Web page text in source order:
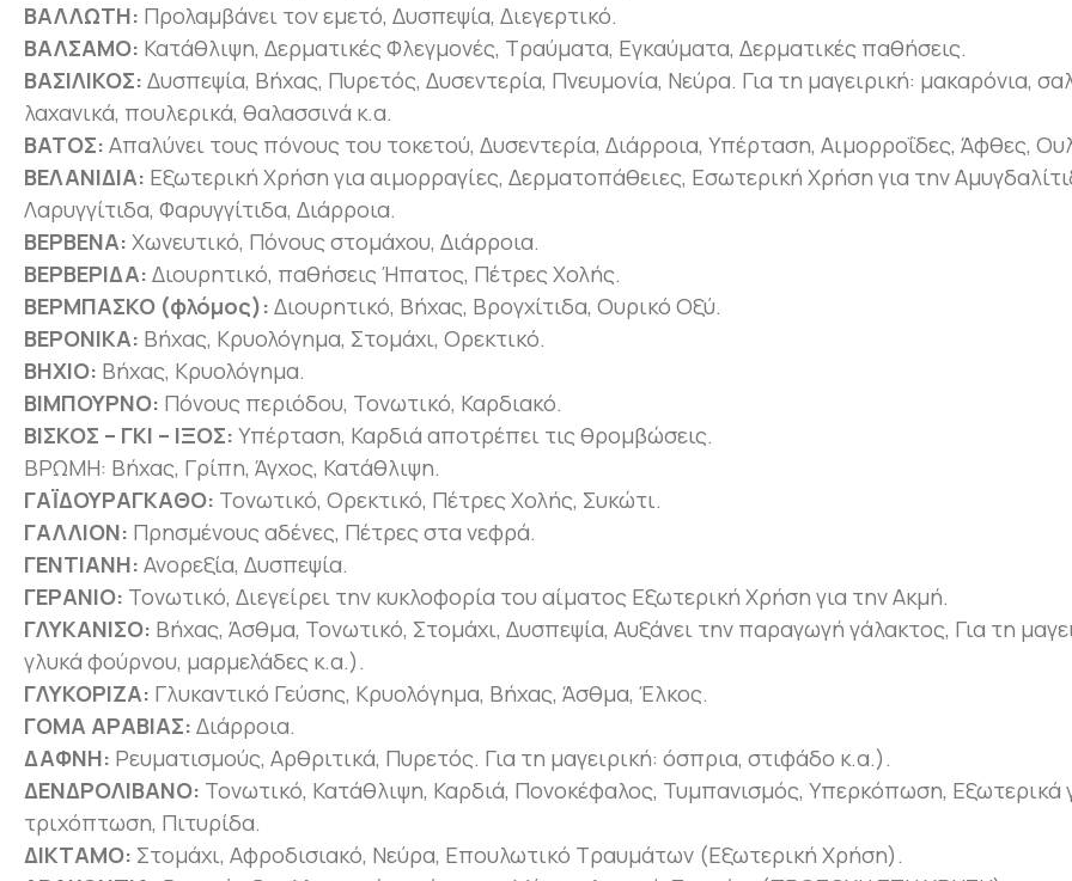
ΒΑΛΛΩΤΗ: Προλαμβάνει τον εμετό, Δυσπεψία, Διεγερτικό.
ΒΑΛΣΑΜΟ: Κατάθλιψη, Δερματικές Φλεγμονές, Τραύματα, Εγκαύματα, Δερματικές παθήσεις.
ΒΑΣΙΛΙΚΟΣ: Δυσπεψία, Βήχας, Πυρετός, Δυσεντερία, Πνευμονία, Νεύρα. Για τη μαγειρική: μακαρόνια,
λαχανικά, πουλερικά, θαλασσινά κ.α.
ΒΑΤΟΣ: Απαλύνει τους πόνους του τοκετού, Δυσεντερία, Διάρροια, Υπέρταση, Αιμορροΐδες, Άφθες,
ΒΕΛΑΝΙΔΙΑ: Εξωτερική Χρήση για αιμορραγίες, Δερματοπάθειες, Εσωτερική Χρήση για την
Λαρυγγίτιδα, Φαρυγγίτιδα, Διάρροια.
ΒΕΡΒΕΝΑ: Χωνευτικό, Πόνους στομάχου, Διάρροια.
ΒΕΡΒΕΡΙΔΑ: Διουρητικό, παθήσεις Ήπατος, Πέτρες Χολής.
ΒΕΡΜΠΑΣΚΟ (φλόμος): Διουρητικό, Βήχας, Βρογχίτιδα, Ουρικό Οξύ.
ΒΕΡΟΝΙΚΑ: Βήχας, Κρυολόγημα, Στομάχι, Ορεκτικό.
ΒΗΧΙΟ: Βήχας, Κρυολόγημα.
ΒΙΜΠΟΥΡΝΟ: Πόνους περιόδου, Τονωτικό, Καρδιακό.
ΒΙΣΚΟΣ – ΓΚΙ – ΙΞΟΣ: Υπέρταση, Καρδιά αποτρέπει τις θρομβώσεις.
ΒΡΩΜΗ: Βήχας, Γρίπη, Άγχος, Κατάθλιψη.
ΓΑΪΔΟΥΡΑΓΚΑΘΟ: Τονωτικό, Ορεκτικό, Πέτρες Χολής, Συκώτι.
ΓΑΛΛΙΟΝ: Πρησμένους αδένες, Πέτρες στα νεφρά.
ΓΕΝΤΙΑΝΗ: Ανορεξία, Δυσπεψία.
ΓΕΡΑΝΙΟ: Τονωτικό, Διεγείρει την κυκλοφορία του αίματος Εξωτερική Χρήση για την Ακμή.
ΓΛΥΚΑΝΙΣΟ: Βήχας, Άσθμα, Τονωτικό, Στομάχι, Δυσπεψία, Αυξάνει την παραγωγή γάλακτος, Για τη
γλυκά φούρνου, μαρμελάδες κ.α.).
ΓΛΥΚΟΡΙΖΑ: Γλυκαντικό Γεύσης, Κρυολόγημα, Βήχας, Άσθμα, Έλκος.
ΓΟΜΑ ΑΡΑΒΙΑΣ: Διάρροια.
ΔΑΦΝΗ: Ρευματισμούς, Αρθριτικά, Πυρετός. Για τη μαγειρική: όσπρια, στιφάδο κ.α.).
ΔΕΝΔΡΟΛΙΒΑΝΟ: Τονωτικό, Κατάθλιψη, Καρδιά, Πονοκέφαλος, Τυμπανισμός, Υπερκόπωση, Εξωτερικά
τριχόπτωση, Πιτυρίδα.
ΔΙΚΤΑΜΟ: Στομάχι, Αφροδισιακό, Νεύρα, Επουλωτικό Τραυμάτων (Εξωτερική Χρήση).